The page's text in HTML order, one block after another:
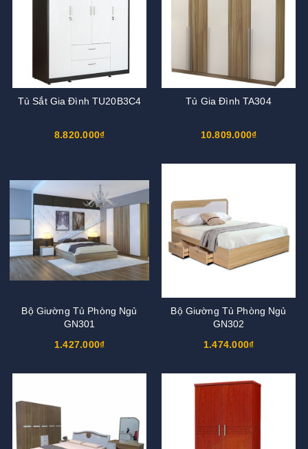
Tủ Sắt Gia Đình TU20B3C4
8.820.000₫
Tủ Gia Đình TA304
10.809.000₫
Bộ Giường Tủ Phòng Ngủ
GN301
1.427.000₫
Bộ Giường Tủ Phòng Ngủ
GN302
1.474.000₫